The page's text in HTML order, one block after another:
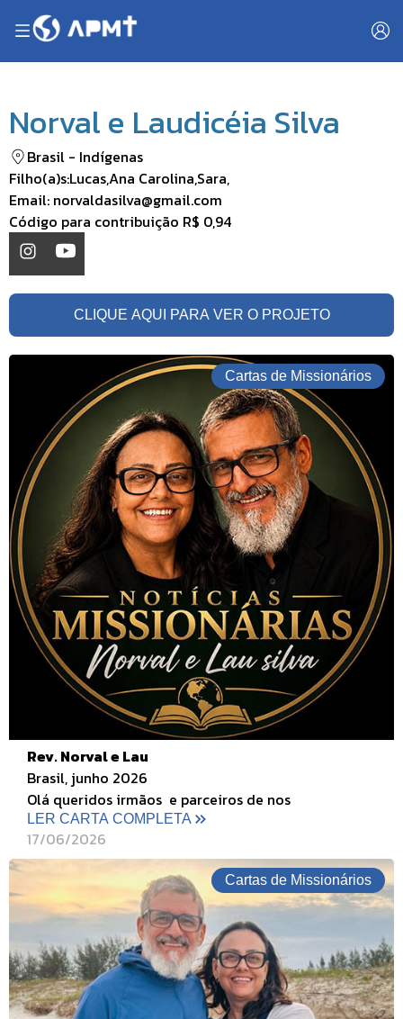
Norval e Laudicéia Silva
Brasil - Indígenas
Filho(a)s:Lucas,Ana Carolina,Sara,
Email: norvaldasilva@gmail.com
Código para contribuição R$ 0,94
CLIQUE AQUI PARA VER O PROJETO
Cartas de Missionários
Rev. Norval e Lau
Brasil, junho 2026
Olá queridos irmãos e parceiros de nos
LER CARTA COMPLETA
17/06/2026
Cartas de Missionários